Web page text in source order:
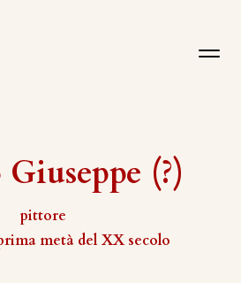
(?)
pittore
metà del XX secolo